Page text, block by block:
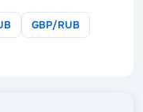
GBP/RUB